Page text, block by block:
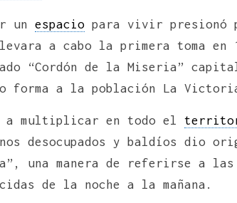
un espacio para vivir presionó
a cabo la primera toma en
“Cordón de la Miseria”
forma a la población La
a multiplicar en todo el
desocupados y baldíos dio
una manera de referirse a las
de la noche a la mañana.